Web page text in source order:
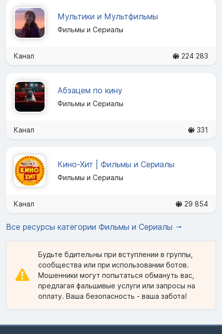
Мультики и Мультфильмы
Фильмы и Сериалы
Канал 224 283
Абзацем по кину
Фильмы и Сериалы
Канал 331
Кино-Хит | Фильмы и Сериалы
Фильмы и Сериалы
Канал 29 854
Все ресурсы категории Фильмы и Сериалы
Будьте бдительны при вступлении в группы,
сообщества или при использовании ботов.
Мошенники могут попытаться обмануть вас,
предлагая фальшивые услуги или запросы на
оплату. Ваша безопасность - ваша забота!